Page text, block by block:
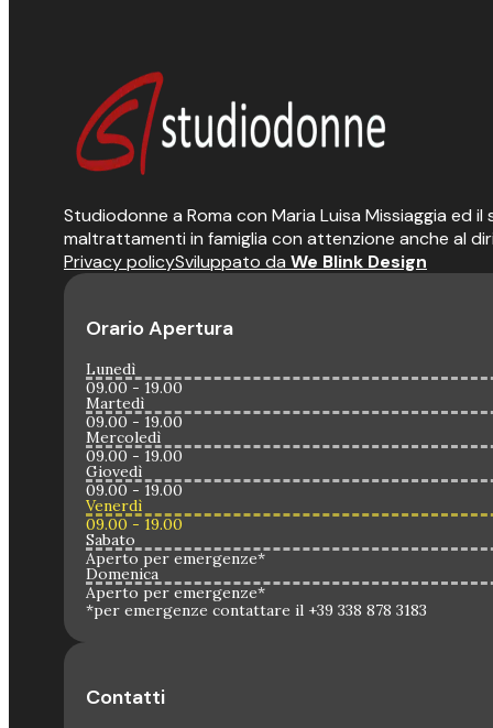
Studiodonne a Roma con Maria Luisa Missiaggia ed
maltrattamenti in famiglia con attenzione anche al
Privacy policySviluppato da We Blink Design
Orario Apertura
Lunedì
09.00 - 19.00
Martedì
09.00 - 19.00
Mercoledì
09.00 - 19.00
Giovedì
09.00 - 19.00
Venerdì
09.00 - 19.00
Sabato
Aperto per emergenze*
Domenica
Aperto per emergenze*
*per emergenze contattare il +39 338 878 3183
Contatti